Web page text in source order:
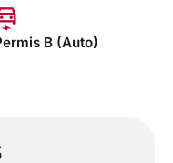
B (Auto)